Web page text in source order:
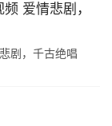
爱情悲剧，
剧，千古绝唱